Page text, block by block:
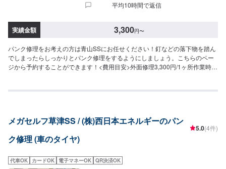
平均10時間で返信
実績金額 3,300円〜
パンク修理をお考えの方は青山SSにお任せください！釘などの落下物を踏ん
でしまったらしっかりとパンク修理をするようにしましょう。こちらのペー
ジから予約することができます！<費用目安>外面修理3,300円/1ヶ所作業時間
メガセルフ草津SS / (株)西日本エネルギーのパン
ク修理 (車のタイヤ)
5.0(4件)
代車OK カードOK 電子マネーOK QR決済OK